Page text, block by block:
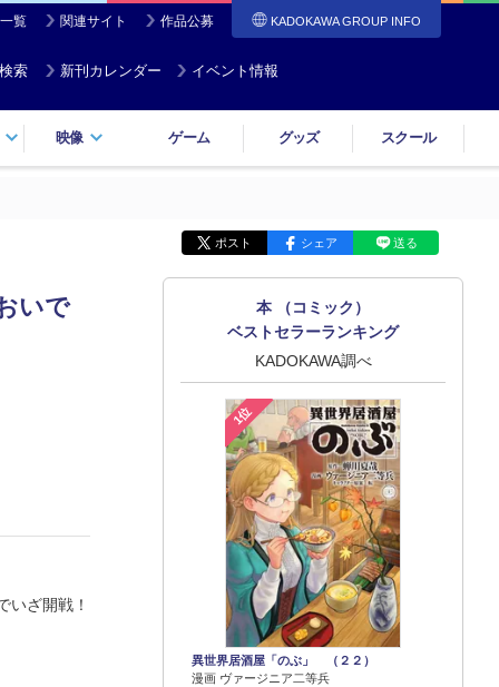
覧 関連サイト 作品公募 KADOKAWA GROUP INFO
索 新刊カレンダー イベント情報
映像 ゲーム グッズ スクール
ポスト シェア 送る
いで
ざ開戦！
本 （コミック）
ベストセラーランキング
KADOKAWA調べ
1位
異世界居酒屋「のぶ」 （２２）
漫画 ヴァージニア二等兵